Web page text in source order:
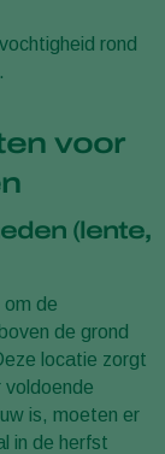
rond
voor
(lente,
om de
de grond
locatie zorgt
is, moeten er
in de herfst